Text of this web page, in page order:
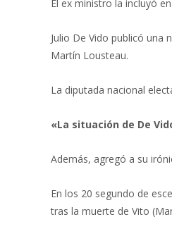
El ex ministro la incluyó
Julio De Vido publicó una
Martín Lousteau.
La diputada nacional
«La situación de De
Además, agregó a su
En los 20 segundo de
tras la muerte de Vito